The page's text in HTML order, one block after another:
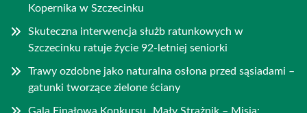
Kopernika w Szczecinku
Skuteczna interwencja służb ratunkowych w
Szczecinku ratuje życie 92-letniej seniorki
Trawy ozdobne jako naturalna osłona przed sąsiadami –
gatunki tworzące zielone ściany